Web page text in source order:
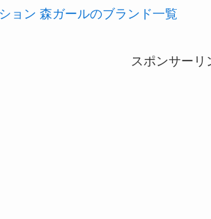
ョン 森ガールのブランド一覧
スポンサーリ